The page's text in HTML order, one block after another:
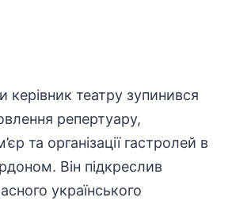
керівник театру зупинився
репертуару,
та організації гастролей в
Він підкреслив
українського